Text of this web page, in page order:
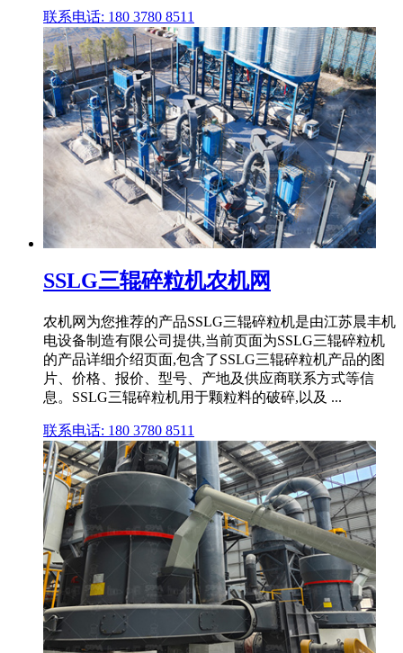
联系电话: 180 3780 8511
SSLG三辊碎粒机农机网
农机网为您推荐的产品SSLG三辊碎粒机是由江苏晨丰机
电设备制造有限公司提供,当前页面为SSLG三辊碎粒机
的产品详细介绍页面,包含了SSLG三辊碎粒机产品的图
片、价格、报价、型号、产地及供应商联系方式等信
息。SSLG三辊碎粒机用于颗粒料的破碎,以及 ...
联系电话: 180 3780 8511